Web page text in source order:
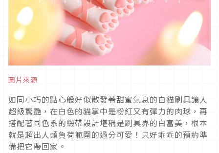
圖片來源
如同小巧的點心般好似散發著甜蜜氣息的白貓刷具讓人
超級驚艷，在白色的貓掌中是粉紅又有彈力的肉球，再
搭配著同色系的緞帶設計堪稱是刷具界的白富美，根本
就是超出人類負荷範圍的過分可愛！只好乖乖的預約準
備把它帶回家。